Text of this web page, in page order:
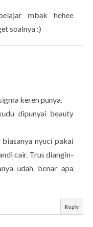
mbak hehee
soalnya :)
keren punya.
dipunyai beauty
nyuci pakai
cair. Trus diangin-
udah benar apa
Reply